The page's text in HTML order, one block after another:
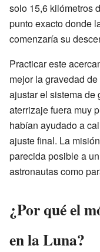
solo 15,6 kilómetros
punto exacto donde
comenzaría su
Practicar este
mejor la gravedad
ajustar el sistema de
aterrizaje fuera muy
habían ayudado a
ajuste final. La
parecida posible a
astronautas como
¿Por qué el
en la Luna?